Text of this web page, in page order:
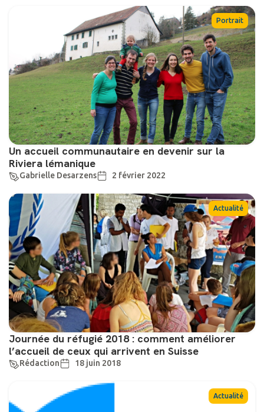
Portrait
Un accueil communautaire en devenir sur la
Riviera lémanique
Gabrielle Desarzens 2 février 2022
Actualité
Journée du réfugié 2018 : comment améliorer
l’accueil de ceux qui arrivent en Suisse
Rédaction 18 juin 2018
Actualité